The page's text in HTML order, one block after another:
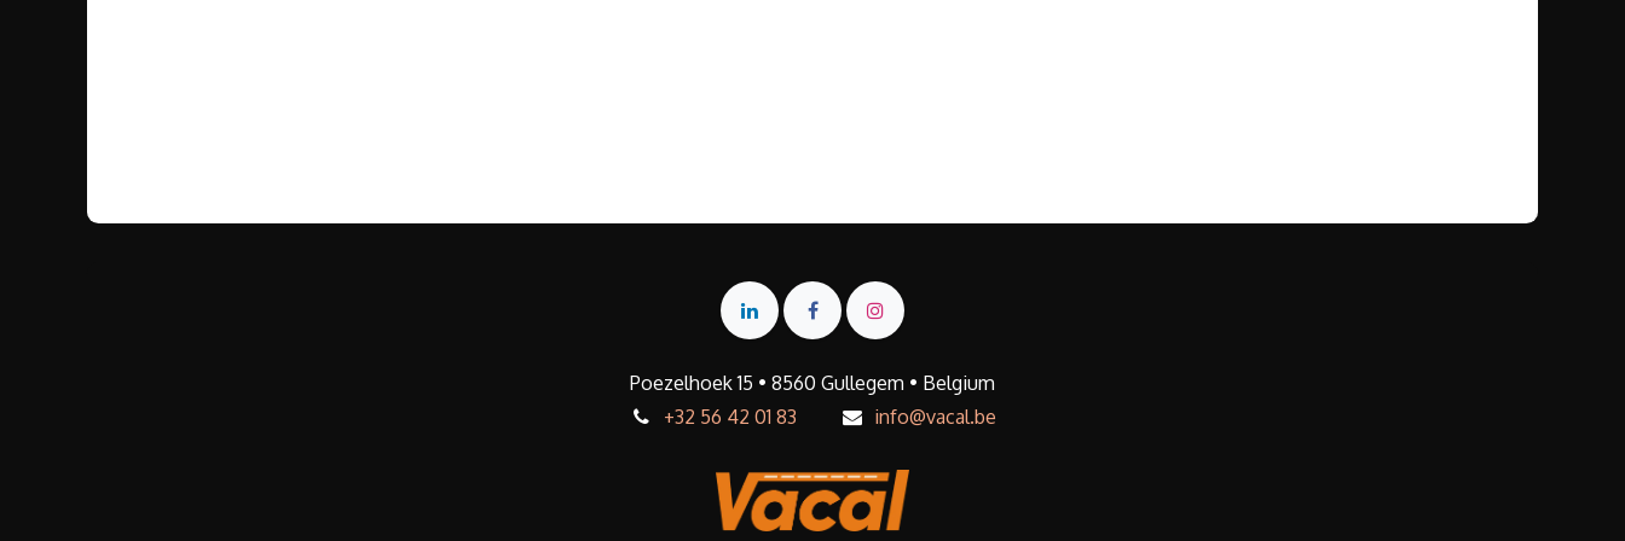
Poezelhoek 15 • 8560 Gullegem • Belgium
+32 56 42 01 83
info@vacal.be